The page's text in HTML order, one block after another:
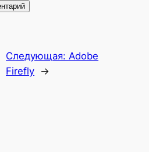
Следующая: Adobe
Firefly →